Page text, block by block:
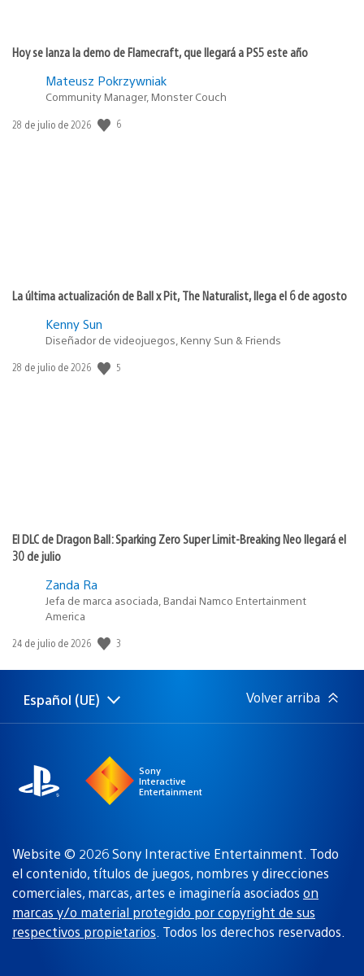
Hoy se lanza la demo de Flamecraft, que llegará a PS5 este año
Mateusz Pokrzywniak
Community Manager, Monster Couch
Fecha
28 de julio de 2026 6
La última actualización de Ball x Pit, The Naturalist, llega el 6 de agosto
Kenny Sun
Diseñador de videojuegos, Kenny Sun & Friends
Fecha
28 de julio de 2026 5
El DLC de Dragon Ball: Sparking Zero Super Limit-Breaking Neo llegará el
30 de julio
Zanda Ra
Jefa de marca asociada, Bandai Namco Entertainment
America
Fecha
publicación:
24 de julio de 2026 3
Selecciona
una
Región
actual:
Español (UE) Volver arriba
Sony
Interactive
Entertainment
Website © 2026 Sony Interactive Entertainment. Todo
el contenido, títulos de juegos, nombres y direcciones
comerciales, marcas, artes e imaginería asociados on
marcas y/o material protegido por copyright de sus
respectivos propietarios. Todos los derechos reservados.